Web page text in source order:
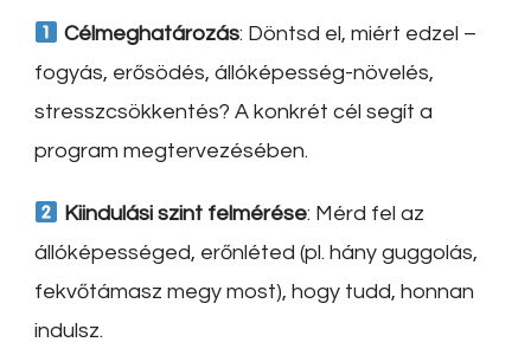
Célmeghatározás: Döntsd el, miért edzel –
fogyás, erősödés, állóképesség-növelés,
stresszcsökkentés? A konkrét cél segít a
program megtervezésében.
Kiindulási szint felmérése: Mérd fel az
állóképességed, erőnléted (pl. hány guggolás,
fekvőtámasz megy most), hogy tudd, honnan
indulsz.